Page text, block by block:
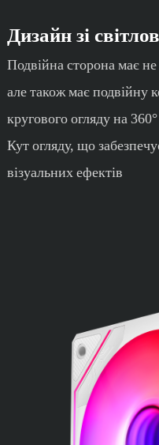
Дизайн зі
Подвійна сторона має
але також має подвійну
кругового огляду на 360°
Кут огляду, що
візуальних ефектів